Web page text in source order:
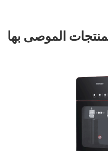
الموصى بها